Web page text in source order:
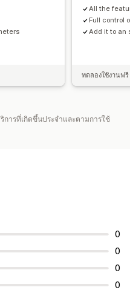
All the
Full control
Add it to an
ทดลองใช้งานฟ
การที่เกิดขึ้นประจำและตามการใช้
0
0
0
0